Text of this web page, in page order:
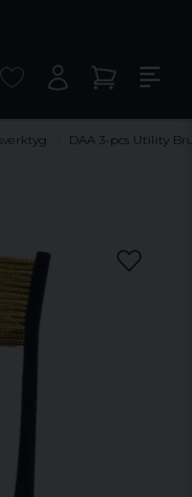
DAA 3-pcs Utility